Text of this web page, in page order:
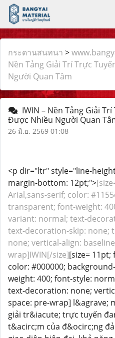
กระดานสนทนา >
Nền Tảng Giải Trí Trực
Người Quan Tâm
IWIN – Nền Tảng Giải
Được Nhiều Người Quan
26 มิ.ย. 2569 01:08
<p dir="ltr" style="line-
margin-bottom: 12pt;">
Arial,sans-serif; color:
transparent; font-weight:
variant: normal; text-
text-decoration-skip: none;
none; vertical-align:
wrap]IWIN[/size][size= 11pt;
color: #000000;
weight: 400; font-style:
text-decoration: none;
space: pre-wrap] l&agrave;
giải tr&iacute; trực tuyến
t&acirc;m của đ&ocirc;ng